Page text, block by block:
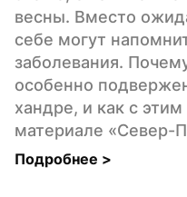
весны. Вместо
себе могут
заболевания.
особенно
хандре, и как с
материале «Север-
Подробнее >